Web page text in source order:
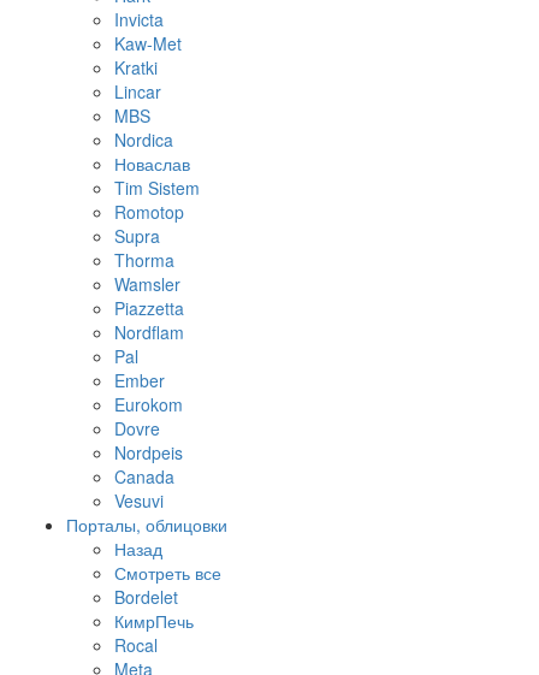
Invicta
Kaw-Met
Kratki
Lincar
MBS
Nordica
Новаслав
Tim Sistem
Romotop
Supra
Thorma
Wamsler
Piazzetta
Nordflam
Pal
Ember
Eurokom
Dovre
Nordpeis
Canada
Vesuvi
Порталы, облицовки
Назад
Смотреть все
Bordelet
КимрПечь
Rocal
Meta